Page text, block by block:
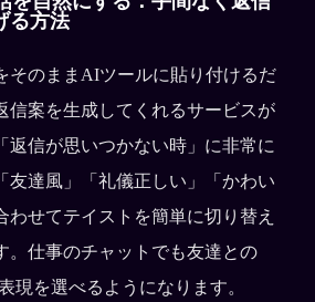
る方法
そのままAIツールに貼り付けるだ
信案を生成してくれるサービスが
返信が思いつかない時」に非常に
友達風」「礼儀正しい」「かわい
わせてテイストを簡単に切り替え
。仕事のチャットでも友達との
現を選べるようになります。